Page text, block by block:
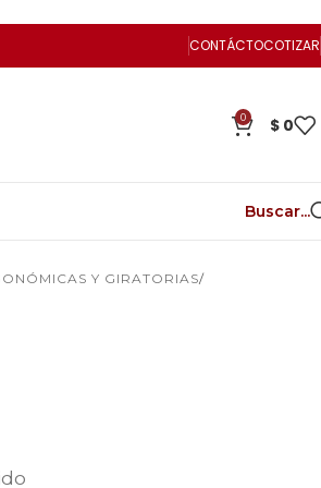
CONTÁCTOCOTIZAR
0 $ 0
Buscar...
Y GIRATORIAS